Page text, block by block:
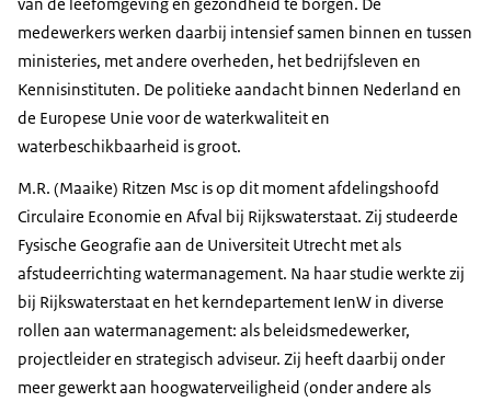
medewerkers werken daarbij intensief samen binnen en tussen
ministeries, met andere overheden, het bedrijfsleven en
Kennisinstituten. De politieke aandacht binnen Nederland en
de Europese Unie voor de waterkwaliteit en
waterbeschikbaarheid is groot.
M.R. (Maaike) Ritzen Msc is op dit moment afdelingshoofd
Circulaire Economie en Afval bij Rijkswaterstaat. Zij studeerde
Fysische Geografie aan de Universiteit Utrecht met als
afstudeerrichting watermanagement. Na haar studie werkte zij
bij Rijkswaterstaat en het kerndepartement IenW in diverse
rollen aan watermanagement: als beleidsmedewerker,
projectleider en strategisch adviseur. Zij heeft daarbij onder
meer gewerkt aan hoogwaterveiligheid (onder andere als